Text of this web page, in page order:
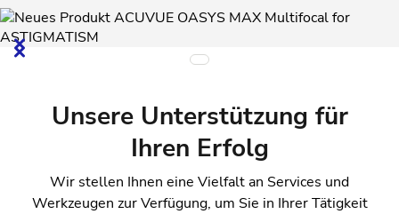
Unsere Unterstützung für
Ihren Erfolg
Wir stellen Ihnen eine Vielfalt an Services und
Werkzeugen zur Verfügung, um Sie in Ihrer Tätigkeit